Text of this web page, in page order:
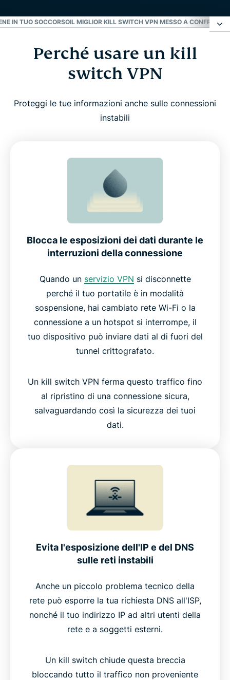
IN TUO SOCCORSOIL MIGLIOR KILL SWITCH VPN MESSO A
Perché usare un kill switch VPN
Come funziona Internet Kill Switch per garantire la
Dispositivi supportati
Esempi pratici in cui Internet Kill Switch viene in
Il miglior kill switch VPN messo a confronto con
altri servizi VPN
La tecnologia affidabile alla base di Internet Kill
Cosa dicono gli utenti di ExpressVPN
FAQ: domande frequenti sul kill switch VPN
Prova ExpressVPN senza rischi con Internet Kill
Perché usare un kill
switch VPN
Proteggi le tue informazioni anche sulle connessioni
instabili
Blocca le esposizioni dei dati durante le
interruzioni della connessione
Quando un servizio VPN si disconnette
perché il tuo portatile è in modalità
sospensione, hai cambiato rete Wi-Fi o la
connessione a un hotspot si interrompe, il
tuo dispositivo può inviare dati al di fuori del
tunnel crittografato.
Un kill switch VPN ferma questo traffico fino
al ripristino di una connessione sicura,
salvaguardando così la sicurezza dei tuoi
dati.
Evita l'esposizione dell'IP e del DNS
sulle reti instabili
Anche un piccolo problema tecnico della
rete può esporre la tua richiesta DNS all'ISP,
nonché il tuo indirizzo IP ad altri utenti della
rete e a soggetti esterni.
Un kill switch chiude questa breccia
bloccando tutto il traffico non proveniente